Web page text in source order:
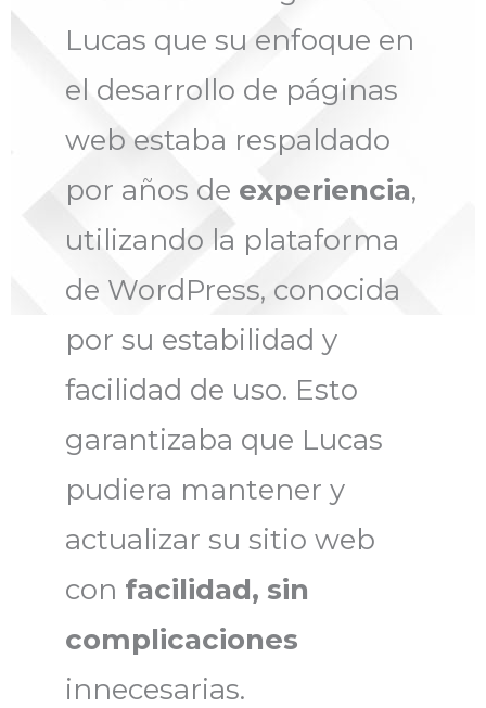
Lucas que su enfoque en
el desarrollo de páginas
web estaba respaldado
por años de experiencia,
utilizando la plataforma
de WordPress, conocida
por su estabilidad y
facilidad de uso. Esto
garantizaba que Lucas
pudiera mantener y
actualizar su sitio web
con facilidad, sin
complicaciones
innecesarias.